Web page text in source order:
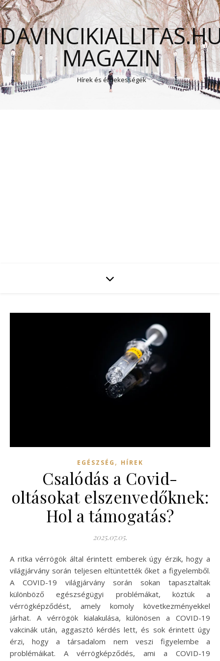
MAGAZIN
Hírek és érdekességek
EGÉSZSÉG , HÍREK
Csalódás a Covid-
oltásokat elszenvedőknek:
Hol a támogatás?
2025.07.05.
A ritka vérrögök által érintett emberek úgy érzik, hogy a
világjárvány során teljesen eltüntették őket a figyelemből.
A COVID-19 világjárvány során sokan tapasztaltak
különböző egészségügyi problémákat, köztük a
vérrögképződést, amely komoly következményekkel
járhat. A vérrögök kialakulása, különösen a COVID-19
vakcinák után, aggasztó kérdés lett, és sok érintett úgy
érzi, hogy a társadalom nem veszi figyelembe a
problémáikat. A vérrögképződés, ami a COVID-19